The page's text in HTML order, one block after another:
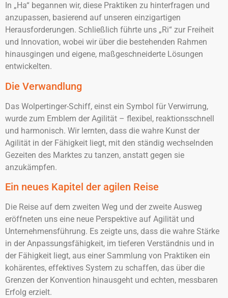
In „Ha“ begannen wir, diese Praktiken zu hinterfragen und
anzupassen, basierend auf unseren einzigartigen
Herausforderungen. Schließlich führte uns „Ri“ zur Freiheit
und Innovation, wobei wir über die bestehenden Rahmen
hinausgingen und eigene, maßgeschneiderte Lösungen
entwickelten.
Die Verwandlung
Das Wolpertinger-Schiff, einst ein Symbol für Verwirrung,
wurde zum Emblem der Agilität – flexibel, reaktionsschnell
und harmonisch. Wir lernten, dass die wahre Kunst der
Agilität in der Fähigkeit liegt, mit den ständig wechselnden
Gezeiten des Marktes zu tanzen, anstatt gegen sie
anzukämpfen.
Ein neues Kapitel der agilen Reise
Die Reise auf dem zweiten Weg und der zweite Ausweg
eröffneten uns eine neue Perspektive auf Agilität und
Unternehmensführung. Es zeigte uns, dass die wahre Stärke
in der Anpassungsfähigkeit, im tieferen Verständnis und in
der Fähigkeit liegt, aus einer Sammlung von Praktiken ein
kohärentes, effektives System zu schaffen, das über die
Grenzen der Konvention hinausgeht und echten, messbaren
Erfolg erzielt.